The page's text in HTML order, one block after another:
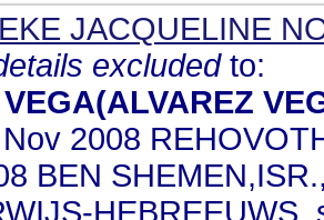
JACQUELINE
excludedto:
2008
BEN
HEBREEUWS,